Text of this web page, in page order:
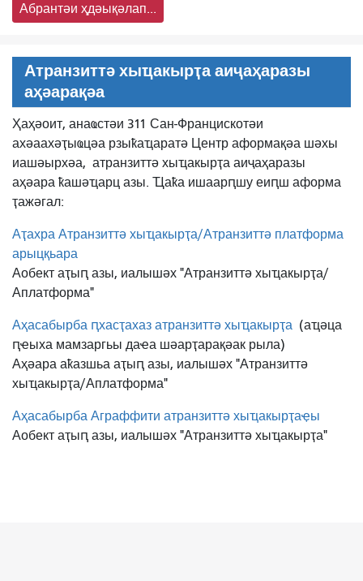
Абрантәи ҳдәықәлап...
Атранзиттә хыҵакырҭа аиҷаҳаразы
аҳәарақәа
Ҳаҳәоит, анаҩстәи 311 Сан-Францискотәи
ахәаахәҭыҩцәа рзыҟаҵаратә Центр аформақәа шәхы
иашәырхәа, атранзиттә хыҵакырҭа аиҷаҳаразы
аҳәара ҟашәҵарц азы. Ҵаҟа ишаарԥшу еиԥш аформа
ҭажәгал:
Аҭахра Атранзиттә хыҵакырҭа/Атранзиттә платформа
арыцқьара
Аобект аҭыԥ азы, иалышәх "Атранзиттә хыҵакырҭа/
Аплатформа"
Аҳасабырба ԥхасҭахаз атранзиттә хыҵакырҭа (аҵәца
ԥҽыха мамзаргьы даҽа шәарҭарақәак рыла)
Аҳәара аҟазшьа аҭыԥ азы, иалышәх "Атранзиттә
хыҵакырҭа/Аплатформа"
Аҳасабырба Аграффити атранзиттә хыҵакырҭаҿы
Аобект аҭыԥ азы, иалышәх "Атранзиттә хыҵакырҭа"